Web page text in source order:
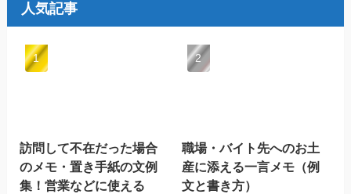
人気記事
訪問して不在だった場合
のメモ・置き手紙の文例
集！営業などに使える
職場・バイト先へのお土
産に添える一言メモ（例
文と書き方）